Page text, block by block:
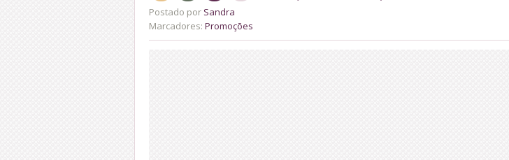
Postado por Sandra
Marcadores: Promoções